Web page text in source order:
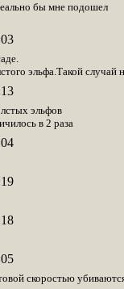
бы мне подошел
эльфа.Такой случай
эльфов
в 2 раза
скоростью